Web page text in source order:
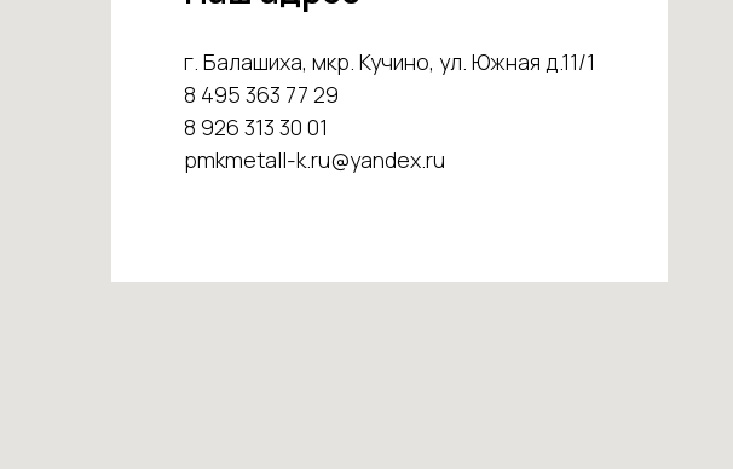
г. Балашиха, мкр. Кучино, ул. Южная д.11/1
8 495 363 77 29
8 926 313 30 01
pmkmetall-k.ru@yandex.ru